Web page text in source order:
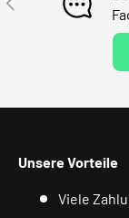
Unsere Vorteile
Viele